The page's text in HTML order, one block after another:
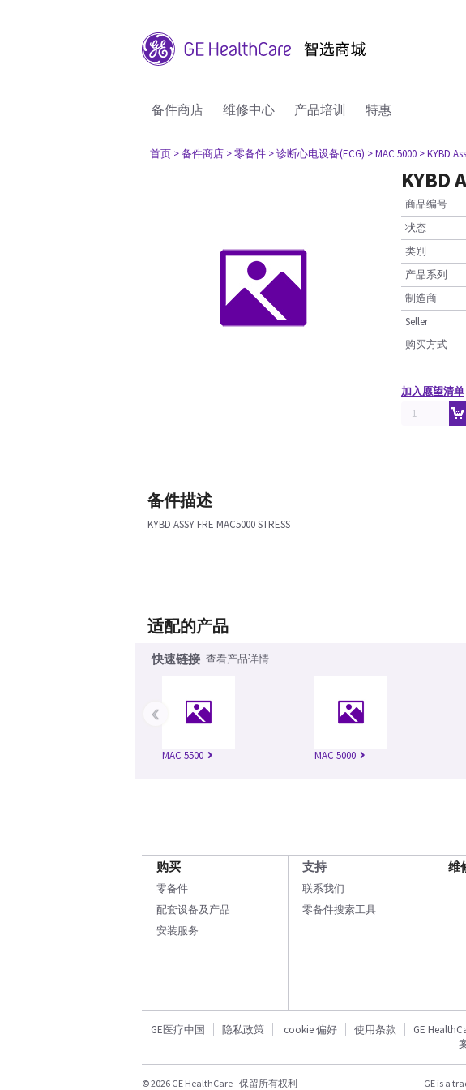
备件商店 维修中心 产品培训 特惠
首页 > 备件商店 > 零备件 > 诊断心电设备(ECG) > MAC 5000 > KYBD
KYBD
商品编号
状态
类别
产品系列
制造商
Seller
购买方式
加入愿望清单
备件描述
KYBD ASSY FRE MAC5000 STRESS
适配的产品
快速链接 查看产品详情
MAC 5500 MAC 5000
‹
购买
零备件
配套设备及产品
安装服务
支持
联系我们
零备件搜索工具
维
GE医疗中国 隐私政策 cookie 偏好 使用条款 GE
© 2026 GE HealthCare - 保留所有权利 GE is a